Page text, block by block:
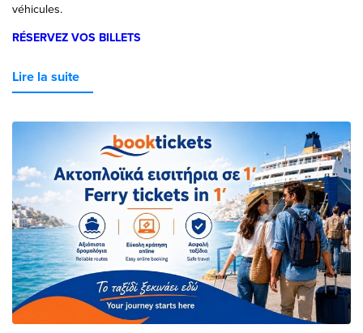
véhicules.
RÉSERVEZ VOS BILLETS
Lire la suite